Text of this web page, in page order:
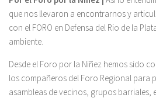
que nos llevaron a encontrarnos y
con el FORO en Defensa del Rio de la
ambiente.
Desde el Foro por la Niñez hemos sido
los compañeros del Foro Regional para
asambleas de vecinos, grupos barriales,